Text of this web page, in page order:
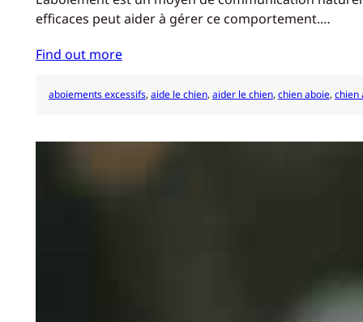
efficaces peut aider à gérer ce comportement.…
Find out more
aboiements excessifs, aide le chien, aider le chien, chien aboie, chien